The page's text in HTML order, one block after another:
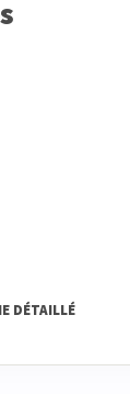
DÉTAILLÉ